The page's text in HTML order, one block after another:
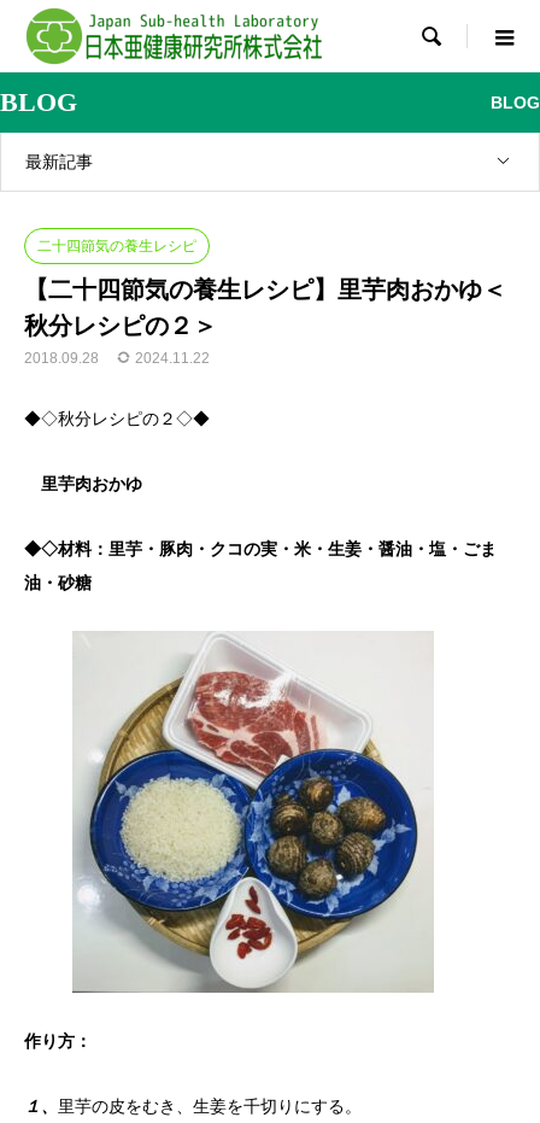

BLOG BLOG
最新記事
二十四節気の養生レシピ
【二十四節気の養生レシピ】里芋肉おかゆ＜
秋分レシピの２＞
2018.09.28 2024.11.22
◆◇秋分レシピの２◇◆
里芋肉おかゆ
◆◇材料：里芋・豚肉・クコの実・米・生姜・醤油・塩・ごま
油・砂糖
作り方：
１、 里芋の皮をむき、生姜を千切りにする。